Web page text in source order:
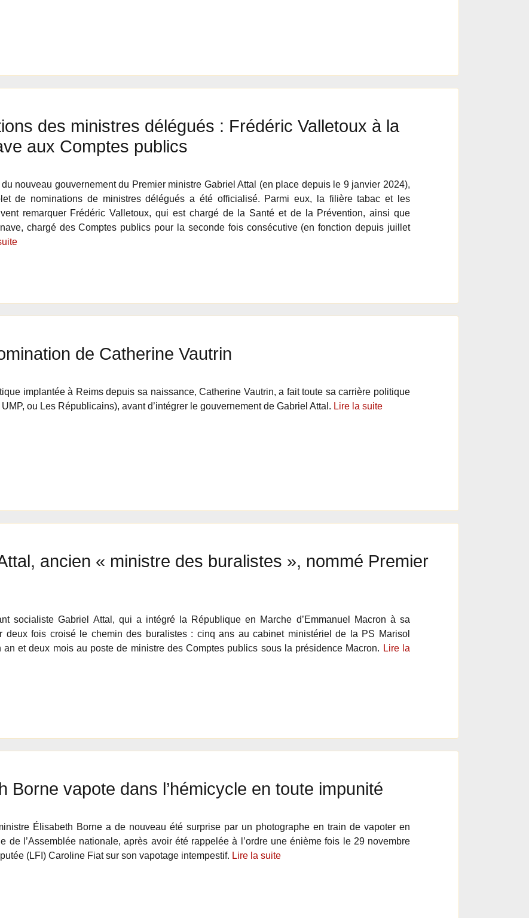
des ministres délégués : Frédéric Valletoux à la
aux Comptes publics
nouveau gouvernement du Premier ministre Gabriel Attal (en place depuis le 9 janvier 2024),
de nominations de ministres délégués a été officialisé. Parmi eux, la filière tabac et les
remarquer Frédéric Valletoux, qui est chargé de la Santé et de la Prévention, ainsi que
chargé des Comptes publics pour la seconde fois consécutive (en fonction depuis juillet
de Catherine Vautrin
implantée à Reims depuis sa naissance, Catherine Vautrin, a fait toute sa carrière politique
ou Les Républicains), avant d’intégrer le gouvernement de Gabriel Attal. Lire la suite
ancien « ministre des buralistes », nommé Premier
socialiste Gabriel Attal, qui a intégré la République en Marche d’Emmanuel Macron à sa
deux fois croisé le chemin des buralistes : cinq ans au cabinet ministériel de la PS Marisol
an et deux mois au poste de ministre des Comptes publics sous la présidence Macron. Lire la
Borne vapote dans l’hémicycle en toute impunité
Élisabeth Borne a de nouveau été surprise par un photographe en train de vapoter en
de l’Assemblée nationale, après avoir été rappelée à l’ordre une énième fois le 29 novembre
(LFI) Caroline Fiat sur son vapotage intempestif. Lire la suite